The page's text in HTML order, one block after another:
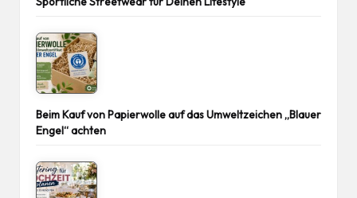
Beim Kauf von Papierwolle auf das Umweltzeichen „Blauer
Engel“ achten